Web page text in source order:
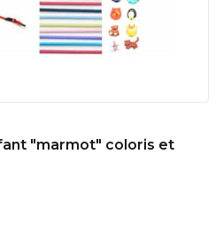
"marmot" coloris et